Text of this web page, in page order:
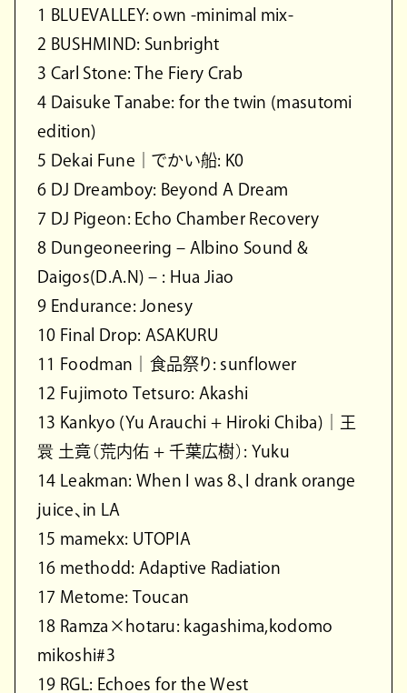
1 BLUEVALLEY: own -minimal mix-
2 BUSHMIND: Sunbright
3 Carl Stone: The Fiery Crab
4 Daisuke Tanabe: for the twin (masutomi
edition)
5 Dekai Fune｜でかい船: K0
6 DJ Dreamboy: Beyond A Dream
7 DJ Pigeon: Echo Chamber Recovery
8 Dungeoneering – Albino Sound &
Daigos(D.A.N) – : Hua Jiao
9 Endurance: Jonesy
10 Final Drop: ASAKURU
11 Foodman｜食品祭り: sunflower
12 Fujimoto Tetsuro: Akashi
13 Kankyo (Yu Arauchi + Hiroki Chiba)｜王
睘 土竟（荒内佑 + 千葉広樹）: Yuku
14 Leakman: When I was 8、I drank orange
juice、in LA
15 mamekx: UTOPIA
16 methodd: Adaptive Radiation
17 Metome: Toucan
18 Ramza×hotaru: kagashima,kodomo
mikoshi#3
19 RGL: Echoes for the West